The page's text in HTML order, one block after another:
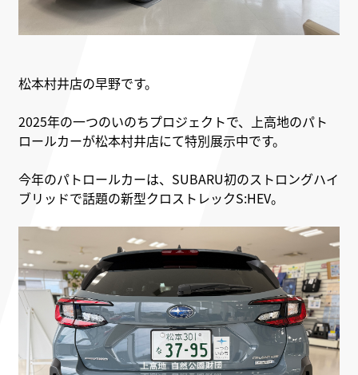
松本村井店の早野です。
2025年の一つのいのちプロジェクトで、上高地のパト
ロールカーが松本村井店にて特別展示中です。
今年のパトロールカーは、SUBARU初のストロングハイ
ブリッドで話題の新型クロストレックS:HEV。